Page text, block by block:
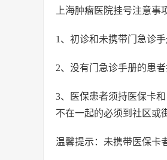
上海肿瘤医院挂号注意事
1、初诊和未携带门急诊
2、没有门急诊手册的患
3、医保患者须持医保卡
不在一起的必须到社区或
温馨提示：未携带医保卡